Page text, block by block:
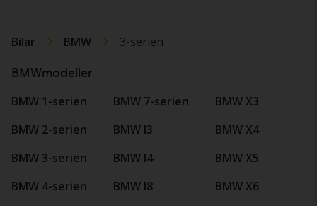
Bilar BMW 3-serien
BMWmodeller
BMW 1-serien
BMW 2-serien
BMW 3-serien
BMW 4-serien
BMW 7-serien
BMW I3
BMW I4
BMW I8
BMW X3
BMW X4
BMW X5
BMW X6